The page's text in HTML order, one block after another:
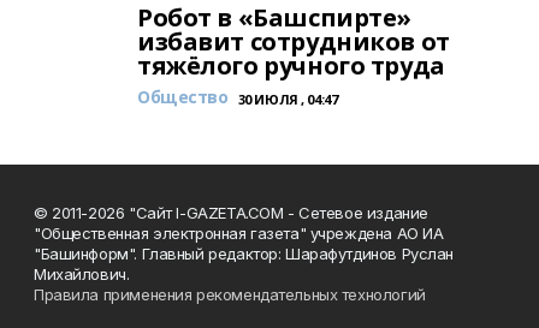
Робот в «Башспирте»
избавит сотрудников от
тяжёлого ручного труда
Общество 30 ИЮЛЯ , 04:47
© 2011-2026 "Сайт I-GAZETA.COM - Сетевое издание
"Общественная электронная газета" учреждена АО ИА
"Башинформ". Главный редактор: Шарафутдинов Руслан
Михайлович.
Правила применения рекомендательных технологий